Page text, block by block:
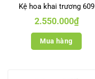
Kệ hoa khai trương 609
2.550.000₫
Mua hàng